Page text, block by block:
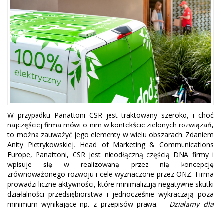
W przypadku Panattoni CSR jest traktowany szeroko, i choć
najczęściej firma mówi o nim w kontekście zielonych rozwiązań,
to można zauważyć jego elementy w wielu obszarach. Zdaniem
Anity Pietrykowskiej, Head of Marketing & Communications
Europe, Panattoni, CSR jest nieodłączną częścią DNA firmy i
wpisuje się w realizowaną przez nią koncepcję
zrównoważonego rozwoju i cele wyznaczone przez ONZ. Firma
prowadzi liczne aktywności, które minimalizują negatywne skutki
działalności przedsiębiorstwa i jednocześnie wykraczają poza
minimum wynikające np. z przepisów prawa. – Działamy dla